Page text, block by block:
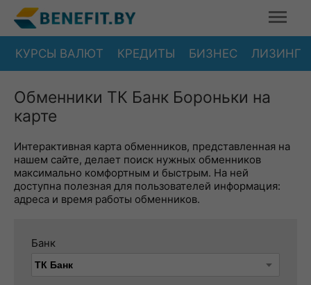
КУРСЫ ВАЛЮТ КРЕДИТЫ БИЗНЕС ЛИЗИНГ
Обменники ТК Банк Бороньки на
карте
Интерактивная карта обменников, представленная на
нашем сайте, делает поиск нужных обменников
максимально комфортным и быстрым. На ней
доступна полезная для пользователей информация:
адреса и время работы обменников.
Банк